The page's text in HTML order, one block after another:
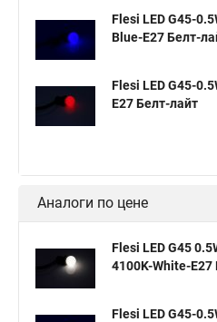
Flesi LED G45-
Blue-E27 Белт-
Flesi LED G45-
E27 Белт-лайт
Аналоги по цене
Flesi LED G45
4100K-White-E27
Flesi LED G45-